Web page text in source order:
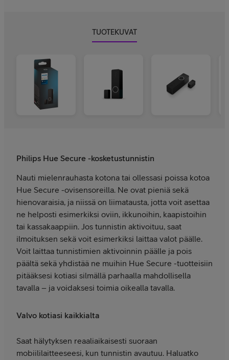
TUOTEKUVAT
Philips Hue Secure -kosketustunnistin
Nauti mielenrauhasta kotona tai ollessasi poissa kotoa
Hue Secure -ovisensoreilla. Ne ovat pieniä sekä
hienovaraisia, ja niissä on liimatausta, jotta voit asettaa
ne helposti esimerkiksi oviin, ikkunoihin, kaapistoihin
tai kassakaappiin. Jos tunnistin aktivoituu, saat
ilmoituksen sekä voit esimerkiksi laittaa valot päälle.
Voit laittaa tunnistimien aktivoinnin päälle ja pois
päältä sekä yhdistää ne muihin Hue Secure -tuotteisiin
pitääksesi kotiasi silmällä parhaalla mahdollisella
tavalla – ja voidaksesi toimia oikealla tavalla.
Valvo kotiasi kaikkialta
Saat hälytyksen reaaliaikaisesti suoraan
mobiililaitteeseesi, kun tunnistin avautuu. Haluatko